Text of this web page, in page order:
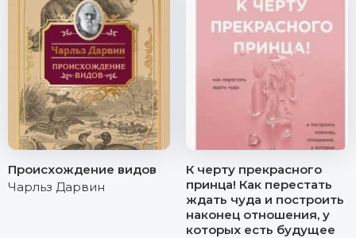
Происхождение видов
Чарльз Дарвин
К черту прекрасного
принца! Как перестать
ждать чуда и построить
наконец отношения, у
которых есть будущее